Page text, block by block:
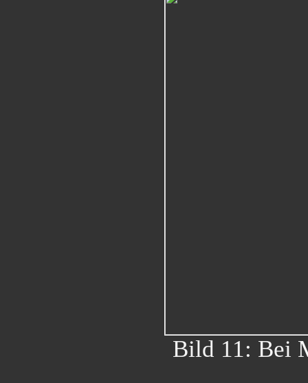
Bild 11: Bei